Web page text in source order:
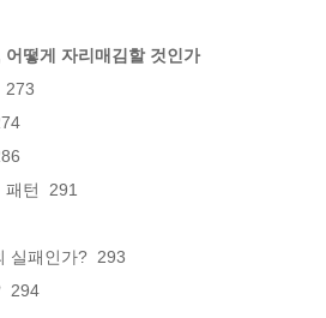
떻게 자리매김할 것인가
273
패턴  291
실패인가?  293
294